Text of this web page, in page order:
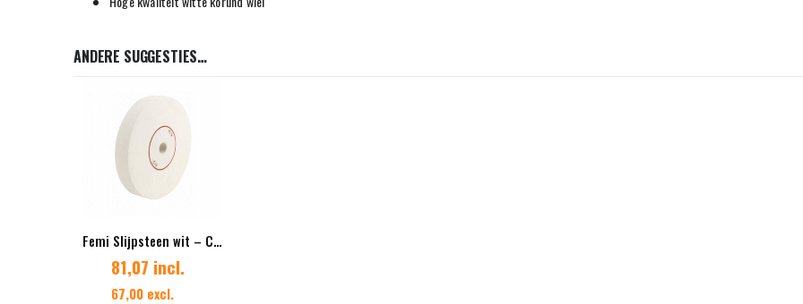
ANDERE SUGGESTIES…
Femi Slijpsteen wit – Corundum nat – 200x40x20mm
81,07 incl.
67,00 excl.